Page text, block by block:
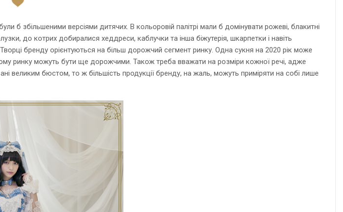
б збільшеними версіями дитячих. В кольоровій палітрі мали б домінувати рожеві, блакитні
до котрих добиралися хеддреси, каблучки та інша біжутерія, шкарпетки і навіть
бренду орієнтуються на більш дорожчий сегмент ринку. Одна сукня на 2020 рік може
ринку можуть бути ще дорожчими. Також треба вважати на розміри кожної речі, адже
великим бюстом, то ж більшість продукції бренду, на жаль, можуть приміряти на собі лише